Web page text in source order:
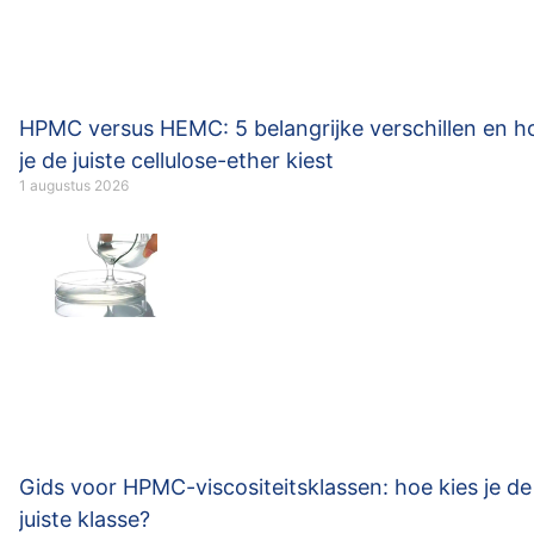
HPMC versus HEMC: 5 belangrijke verschillen en
je de juiste cellulose-ether kiest
1 augustus 2026
Gids voor HPMC-viscositeitsklassen: hoe kies je de
juiste klasse?